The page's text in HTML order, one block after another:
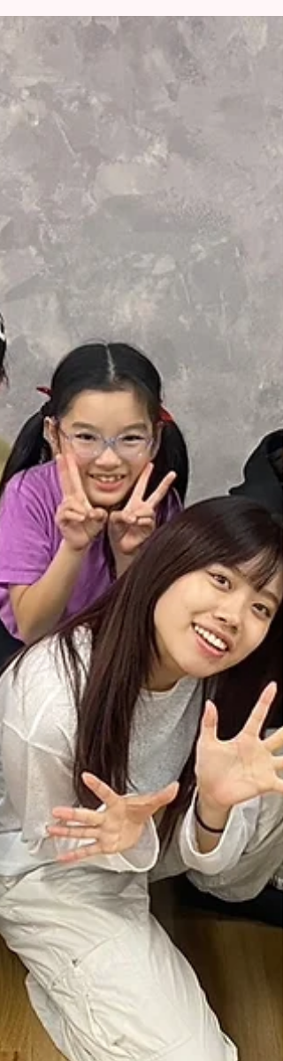
こんにちは！ Free Styleクラス担当のKatyです🧡
行ったこと ・ジャンプ ・アイソレーション ・柔
・プリエ ・振り入れ 新しい振り入れをしました
今回の使用曲は、iScream というアイドルグルー
プの、「茉莉花-jasmine-」です✨ ファンシーで
の子らしい歌声なので、女性のラインを意識して
全体的に踊れたら良いなと思います🫣 大きく踊
て曲のリズムにハマることを目標に日々頑張って
いきましょう🥰🥰 写真は、ハロウィンレッスン
時のものです🎃♡ 🔸大宮教室Freestyleクラス詳
https://www.tiaradance.com/omiya-free-style ＊-
＊-＊-＊-＊-＊-＊-＊-＊-＊-＊ 新メンバー募集中‼️
見学•体験0円✨ お気軽にDMまたは、
tiara.dance123@gmail.comにご連絡ください
＊-＊-＊-＊-＊-＊-＊-＊-＊-＊-＊
#TiaraDanceSchool #Tiaraダンススクール #Tiara
#キッズチア #キッズダンス #キッズHIPH